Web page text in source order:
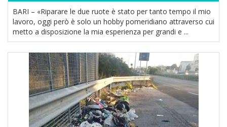
BARI – «Riparare le due ruote è stato per tanto tempo il mio
lavoro, oggi però è solo un hobby pomeridiano attraverso cui
metto a disposizione la mia esperienza per grandi e ...